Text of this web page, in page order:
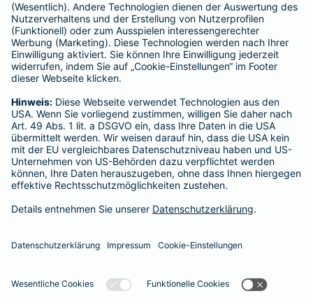
----------------------------------------------------------------
Gothaer Lebensversicherung AG
Vorstand: Alina vom Bruck (Vorsitzende)
Thomas Bischof
Dr. Sylvia Eichelberg
Dr. Andreas Eurich
Frank Lamsfuß
Christian Ritz
Oliver Schoeller
Aufsichtsrats-Vorsitzender: Prof. Dr. Werner Görg
Sitz: Köln; Amtsgericht Köln HRB 56769
Datenschutz Impressum/Rechtshinweise Barrierefreiheit